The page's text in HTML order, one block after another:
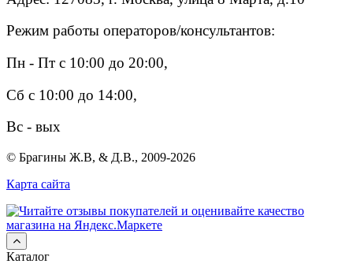
Режим работы операторов/консультантов:
Пн - Пт с 10:00 до 20:00,
Сб с 10:00 до 14:00,
Вс - вых
© Брагины Ж.В, & Д.В., 2009-2026
Карта сайта
Каталог